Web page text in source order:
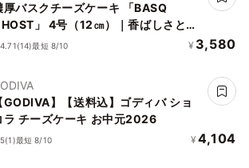
厚バスクチーズケーキ 「BASQ
」 4号（12㎝）｜香ばしさとと
ける幻のくちどけ
4.71(14)最短 8/10 ¥ 3,580
GODIVA】【送料込】ゴディバ ショ
ラ チーズケーキ お中元2026
5(1)最短 8/10 ¥ 4,104